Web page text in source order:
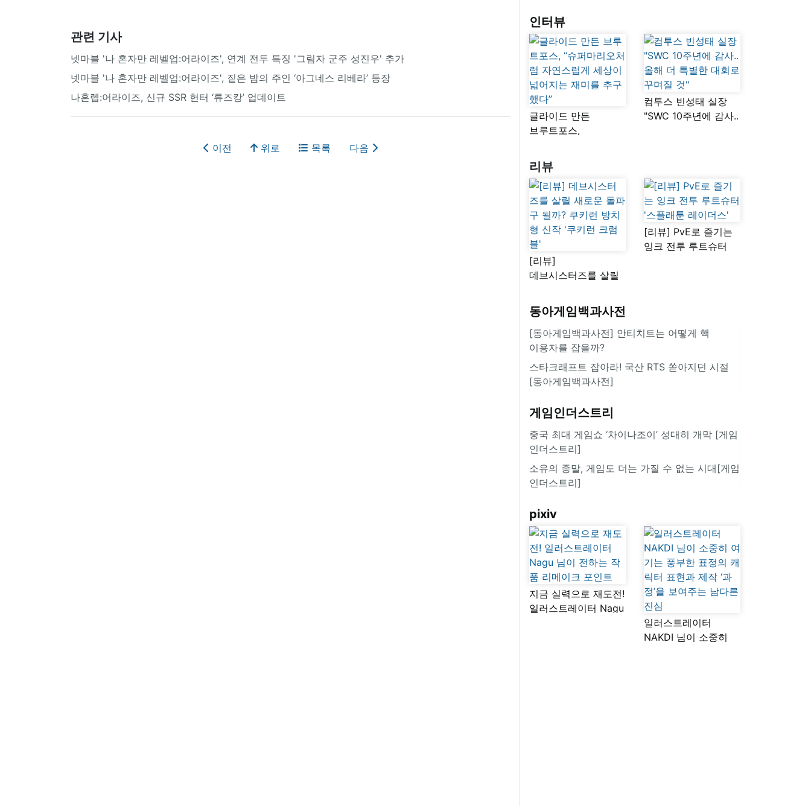
관련 기사
넷마블 '나 혼자만 레벨업:어라이즈', 연계 전투 특징 '그림자 군주 성진우' 추가
넷마블 '나 혼자만 레벨업:어라이즈', 짙은 밤의 주인 ‘아그네스 리베라’ 등장
나혼렙:어라이즈, 신규 SSR 헌터 ‘류즈캉’ 업데이트
이전 위로 목록 다음
인터뷰
글라이드 만든
브루트포스,
자연스럽게 세상이
넓어지는 재미를
추구했다”
컴투스 빈성태 실장
"SWC 10주년에 감사..
리뷰
[리뷰]
데브시스터즈를 살릴
쿠키런 방치형 신작
'쿠키런 크럼블'
[리뷰] PvE로 즐기는
잉크 전투 루트슈터
동아게임백과사전
[동아게임백과사전] 안티치트는 어떻게 핵
이용자를 잡을까?
스타크래프트 잡아라! 국산 RTS 쏟아지던 시절
[동아게임백과사전]
게임인더스트리
중국 최대 게임쇼 ‘차이나조이’ 성대히 개막 [게임
인더스트리]
소유의 종말, 게임도 더는 가질 수 없는 시대[게임
인더스트리]
pixiv
지금 실력으로 재도전!
일러스트레이터 Nagu
일러스트레이터
NAKDI 님이 소중히